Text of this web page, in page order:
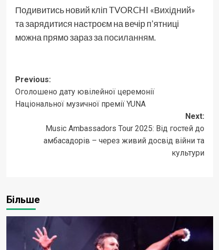
Подивитись новий кліп TVORCHI «Вихідний»
та зарядитися настроєм на вечір пʼятниці
можна прямо зараз за посиланням.
Post
navigation
Previous:
Оголошено дату ювілейної церемонії
Національної музичної премії YUNA
Next:
Music Ambassadors Tour 2025: Від гостей до
амбасадорів – через живий досвід війни та
культури
Більше